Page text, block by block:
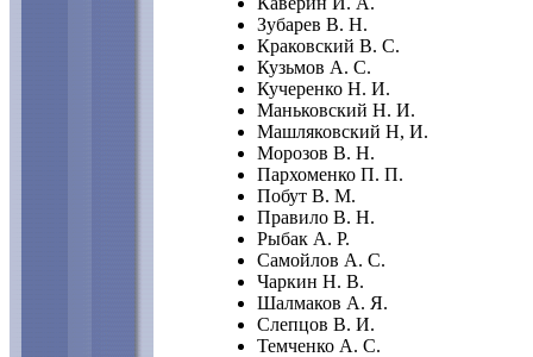
Зубарев В. Н.
Краковский В. С.
Кузьмов А. С.
Кучеренко Н. И.
Маньковский Н. И.
Машляковский Н, И.
Морозов В. Н.
Пархоменко П. П.
Побут В. М.
Правило В. Н.
Рыбак А. Р.
Самойлов А. С.
Чаркин Н. В.
Шалмаков А. Я.
Слепцов В. И.
Темченко А. С.